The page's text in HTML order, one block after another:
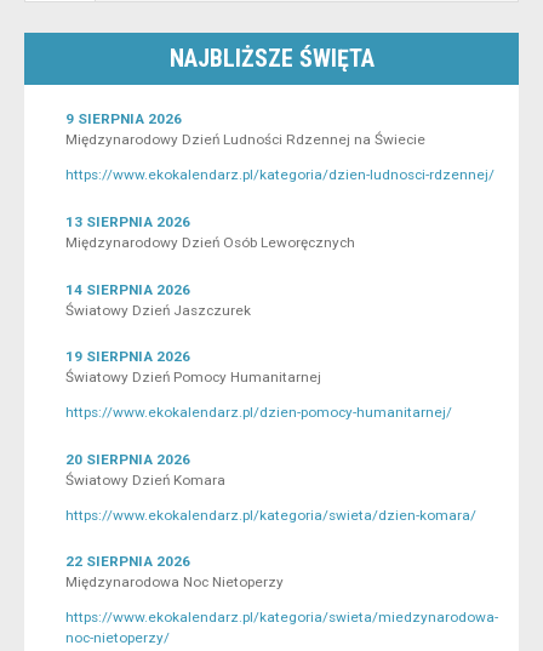
NAJBLIŻSZE ŚWIĘTA
9 SIERPNIA 2026
Międzynarodowy Dzień Ludności Rdzennej na Świecie
https://www.ekokalendarz.pl/kategoria/dzien-ludnosci-rdzennej/
13 SIERPNIA 2026
Międzynarodowy Dzień Osób Leworęcznych
14 SIERPNIA 2026
Światowy Dzień Jaszczurek
19 SIERPNIA 2026
Światowy Dzień Pomocy Humanitarnej
https://www.ekokalendarz.pl/dzien-pomocy-humanitarnej/
20 SIERPNIA 2026
Światowy Dzień Komara
https://www.ekokalendarz.pl/kategoria/swieta/dzien-komara/
22 SIERPNIA 2026
Międzynarodowa Noc Nietoperzy
https://www.ekokalendarz.pl/kategoria/swieta/miedzynarodowa-
noc-nietoperzy/